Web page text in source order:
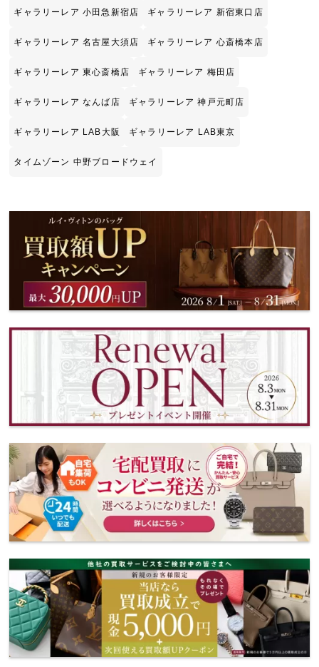
ギャラリーレア 小田急新宿店 ギャラリーレア 新宿東口店
ギャラリーレア 名古屋大須店 ギャラリーレア 心斎橋本店
ギャラリーレア 東心斎橋店 ギャラリーレア 梅田店
ギャラリーレア なんば店 ギャラリーレア 神戸元町店
ギャラリーレア LAB大阪 ギャラリーレア LAB東京
タイムゾーン 中野ブロードウェイ